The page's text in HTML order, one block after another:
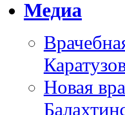
Медиа
Новая